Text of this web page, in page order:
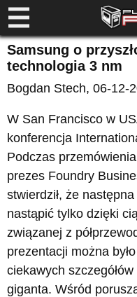
Samsung o
technologia 3 nm
Bogdan Stech, 06-12-
W San Francisco w
konferencja
Podczas
prezes Foundry
stwierdził, że
nastąpić tylko dzięki
związanej z
prezentacji można
ciekawych
giganta. Wśród